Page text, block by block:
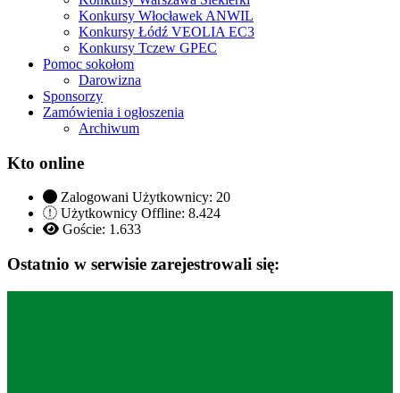
Konkursy Włocławek ANWIL
Konkursy Łódź VEOLIA EC3
Konkursy Tczew GPEC
Pomoc sokołom
Darowizna
Sponsorzy
Zamówienia i ogłoszenia
Archiwum
Kto online
Zalogowani Użytkownicy: 20
Użytkownicy Offline: 8.424
Goście: 1.633
Ostatnio w serwisie zarejestrowali się: